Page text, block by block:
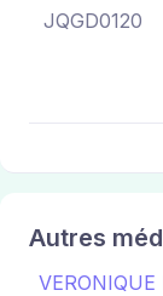
JQGD0120
Autres